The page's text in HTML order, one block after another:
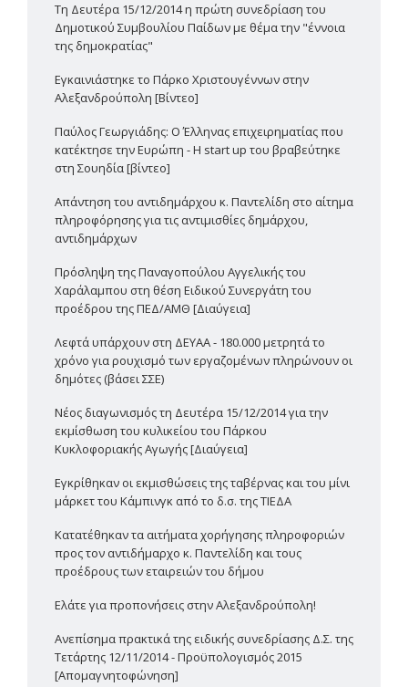
Τη Δευτέρα 15/12/2014 η πρώτη συνεδρίαση του
Δημοτικού Συμβουλίου Παίδων με θέμα την "έννοια
της δημοκρατίας"
Εγκαινιάστηκε το Πάρκο Χριστουγέννων στην
Αλεξανδρούπολη [Βίντεο]
Παύλος Γεωργιάδης: Ο Έλληνας επιχειρηματίας που
κατέκτησε την Ευρώπη - Η start up του βραβεύτηκε
στη Σουηδία [βίντεο]
Απάντηση του αντιδημάρχου κ. Παντελίδη στο αίτημα
πληροφόρησης για τις αντιμισθίες δημάρχου,
αντιδημάρχων
Πρόσληψη της Παναγοπούλου Αγγελικής του
Χαράλαμπου στη θέση Ειδικού Συνεργάτη του
προέδρου της ΠΕΔ/ΑΜΘ [Διαύγεια]
Λεφτά υπάρχουν στη ΔΕΥΑΑ - 180.000 μετρητά το
χρόνο για ρουχισμό των εργαζομένων πληρώνουν οι
δημότες (βάσει ΣΣΕ)
Νέος διαγωνισμός τη Δευτέρα 15/12/2014 για την
εκμίσθωση του κυλικείου του Πάρκου
Κυκλοφοριακής Αγωγής [Διαύγεια]
Εγκρίθηκαν οι εκμισθώσεις της ταβέρνας και του μίνι
μάρκετ του Κάμπινγκ από το δ.σ. της ΤΙΕΔΑ
Κατατέθηκαν τα αιτήματα χορήγησης πληροφοριών
προς τον αντιδήμαρχο κ. Παντελίδη και τους
προέδρους των εταιρειών του δήμου
Ελάτε για προπονήσεις στην Αλεξανδρούπολη!
Ανεπίσημα πρακτικά της ειδικής συνεδρίασης Δ.Σ. της
Τετάρτης 12/11/2014 - Προϋπολογισμός 2015
[Απομαγνητοφώνηση]